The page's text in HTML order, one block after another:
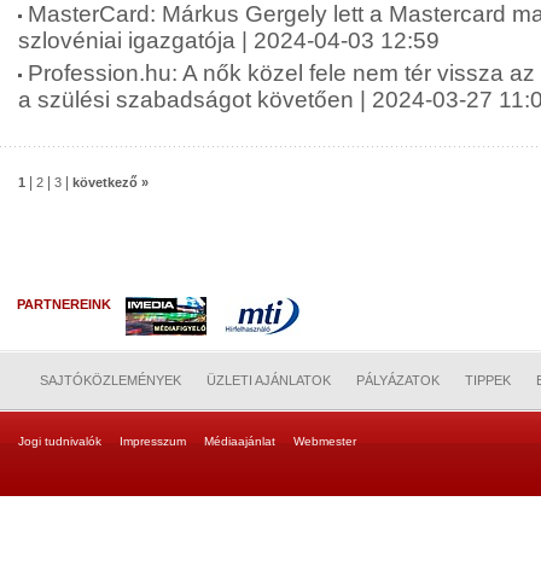
MasterCard: Márkus Gergely lett a Mastercard
szlovéniai igazgatója | 2024-04-03 12:59
Profession.hu: A nők közel fele nem tér vissza
a szülési szabadságot követően | 2024-03-27
1 2 3 következő »
PARTNEREINK
SAJTÓKÖZLEMÉNYEK ÜZLETI AJÁNLATOK PÁLYÁZATOK TIPPEK
Jogi tudnivalók Impresszum Médiaajánlat Webmester